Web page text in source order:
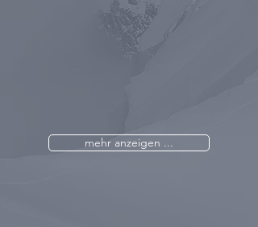
mehr anzeigen ...